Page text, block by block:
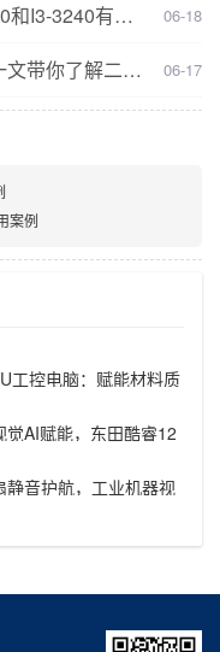
和I3-3240有什
06-18
带你了解二者
06-17
案例
工控电脑：赋能材料质
觉AI赋能，东田酷睿12
静音护航，工业机器视